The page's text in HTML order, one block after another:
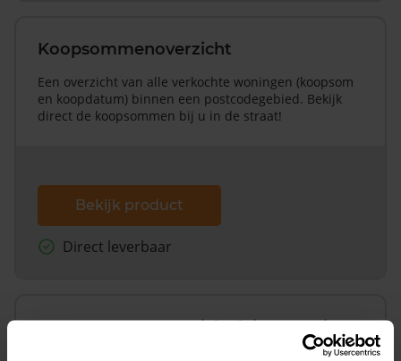
Koopsommenoverzicht
Een overzicht van alle verkochte woningen (koopsom
en koopdatum) binnen een postcodegebied. Bekijk
direct de koopsommen bij u in de straat!
Bekijk product
Direct leverbaar
Koopsommenoverzicht (1 jaar gratis